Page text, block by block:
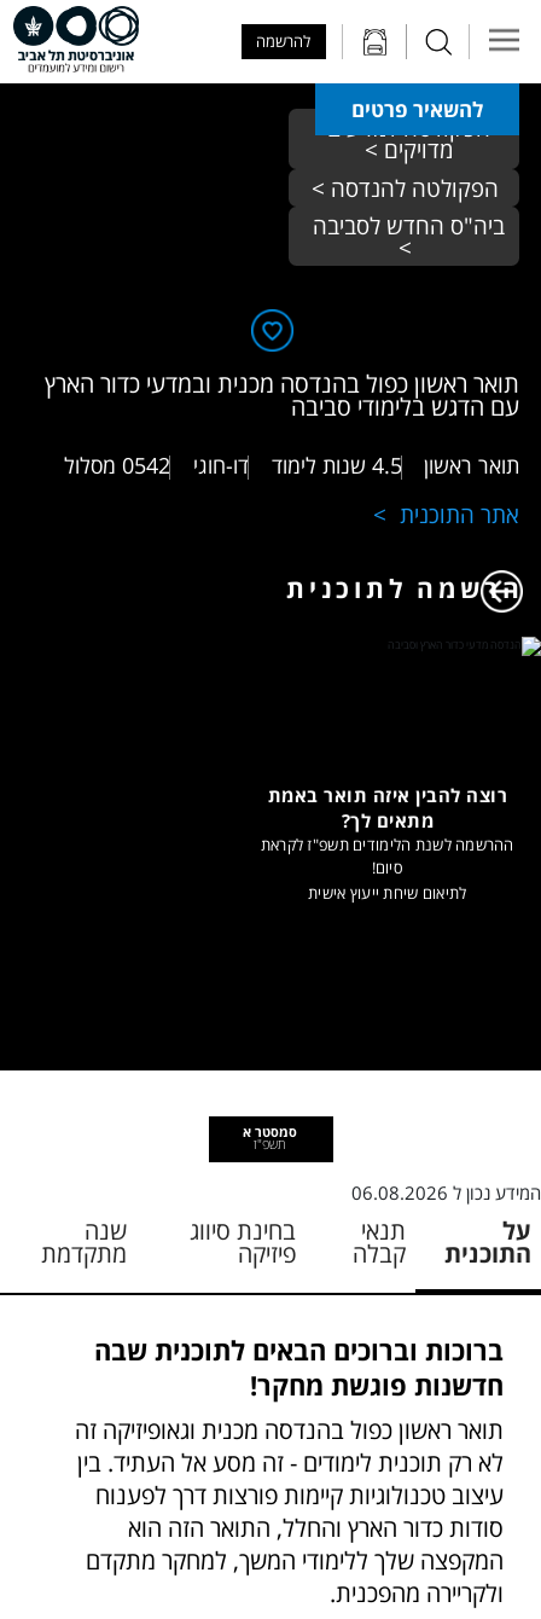
להרשמה
להשאיר פרטים
הפקולטה למדעים
מדויקים >
הפקולטה להנדסה >
>
תואר ראשון כפול בהנדסה מכנית ובמדעי כדור הארץ
עם הדגש בלימודי סביבה
תואר ראשון 4.5 שנות לימוד דו-חוגי 0542 מסלול
אתר התוכנית
הרשמה לתוכנית
רוצה להבין איזה תואר באמת
מתאים לך?
ההרשמה לשנת הלימודים תשפ"ז לקראת
סיום!
לתיאום שיחת ייעוץ אישית
סמסטר א
תשפ"ז
המידע נכון ל 06.08.2026
על
התוכנית
תנאי
קבלה
בחינת סיווג
פיזיקה
שנה
מתקדמת
ברוכות וברוכים הבאים לתוכנית שבה
חדשנות פוגשת מחקר!
תואר ראשון כפול בהנדסה מכנית וגאופיזיקה זה
לא רק תוכנית לימודים - זה מסע אל העתיד. בין
עיצוב טכנולוגיות קיימות פורצות דרך לפענוח
סודות כדור הארץ והחלל, התואר הזה הוא
המקפצה שלך ללימודי המשך, למחקר מתקדם
ולקריירה מהפכנית.